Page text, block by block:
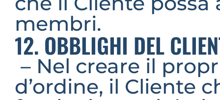
membri.
12. OBBLIGHI DEL
– Nel creare il
d’ordine, il Cliente